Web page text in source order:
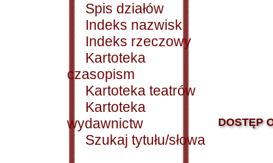
Spis działów
Indeks nazwisk
Indeks rzeczowy
Kartoteka
czasopism
Kartoteka teatrów
Kartoteka
wydawnictw
Szukaj tytułu/słowa
DOSTĘP